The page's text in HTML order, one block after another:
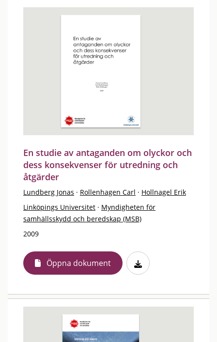
En studie av antaganden om olyckor och
dess konsekvenser för utredning och
åtgärder
Lundberg Jonas · Rollenhagen Carl · Hollnagel Erik
Linköpings Universitet · Myndigheten för
samhällsskydd och beredskap (MSB)
2009
Öppna dokument